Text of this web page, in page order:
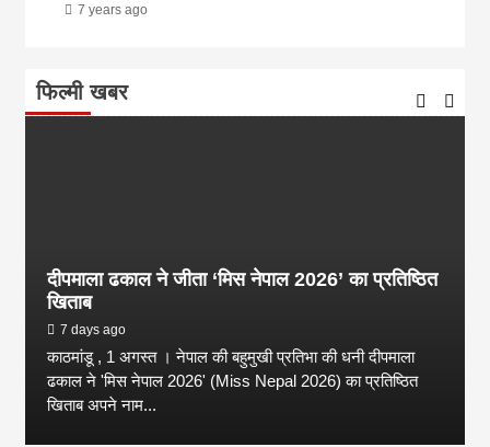
7 years ago
फिल्मी खबर
दीपमाला ढकाल ने जीता ‘मिस नेपाल 2026’ का प्रतिष्ठित
खिताब
7 days ago
काठमांडू , 1 अगस्त । नेपाल की बहुमुखी प्रतिभा की धनी दीपमाला
ढकाल ने 'मिस नेपाल 2026' (Miss Nepal 2026) का प्रतिष्ठित
खिताब अपने नाम...